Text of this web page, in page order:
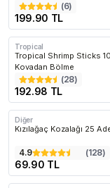
(6)
199.90 TL
Tropical
Tropical Shrimp Sticks
Kovadan Bölme
(28)
192.98 TL
Diğer
Kızılağaç Kozalağı 25
4.9 (128)
69.90 TL